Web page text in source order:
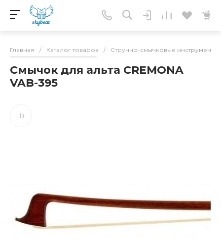
Главная / Каталог товаров / Струнно-смычковые инструменты
Смычок для альта CREMONA
VAB-395